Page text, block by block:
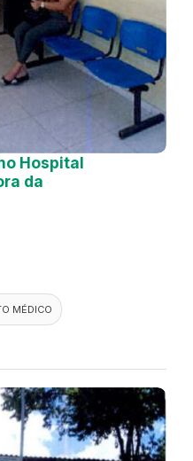
Hospital
da
MÉDICO